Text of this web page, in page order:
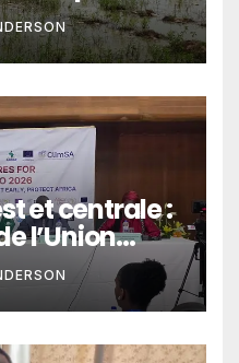
et centrale :
l’Union
les